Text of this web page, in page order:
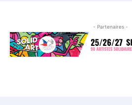
- Partenaires -